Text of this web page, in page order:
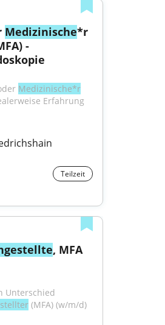
Medizinische
*r
-
Medizinische*r
Erfahrung
Teilzeit
, MFA
Unterschied
(MFA) (w/m/d)